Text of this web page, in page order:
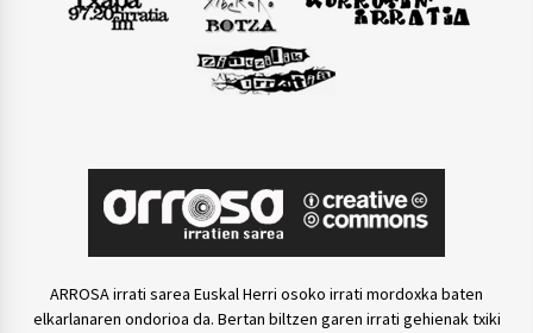
ARROSA irrati sarea Euskal Herri osoko irrati mordoxka baten
elkarlanaren ondorioa da. Bertan biltzen garen irrati gehienak txiki